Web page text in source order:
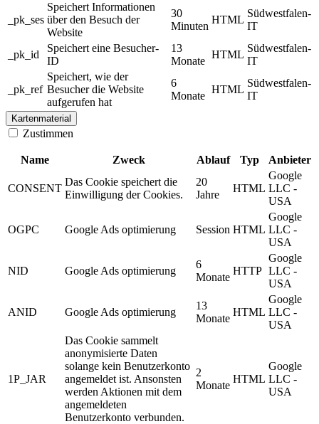
_pk_ses
Speichert Informationen
über den Besuch der
Website
30
Minuten
HTML
Südwestfalen-
IT
_pk_id
Speichert eine Besucher-
ID
13
Monate
HTML
Südwestfalen-
IT
_pk_ref
Speichert, wie der
Besucher die Website
aufgerufen hat
6
Monate
HTML
Südwestfalen-
IT
Kartenmaterial
Zustimmen
Name Zweck Ablauf Typ Anbieter
CONSENT
Das Cookie speichert die
Einwilligung der Cookies.
20
Jahre
HTML
Google
LLC -
USA
OGPC Google Ads optimierung Session HTML
Google
LLC -
USA
NID Google Ads optimierung
6
Monate
HTTP
Google
LLC -
USA
ANID Google Ads optimierung
13
Monate
HTML
Google
LLC -
USA
1P_JAR
Das Cookie sammelt
anonymisierte Daten
solange kein Benutzerkonto
angemeldet ist. Ansonsten
werden Aktionen mit dem
angemeldeten
Benutzerkonto verbunden.
2
Monate
HTML
Google
LLC -
USA